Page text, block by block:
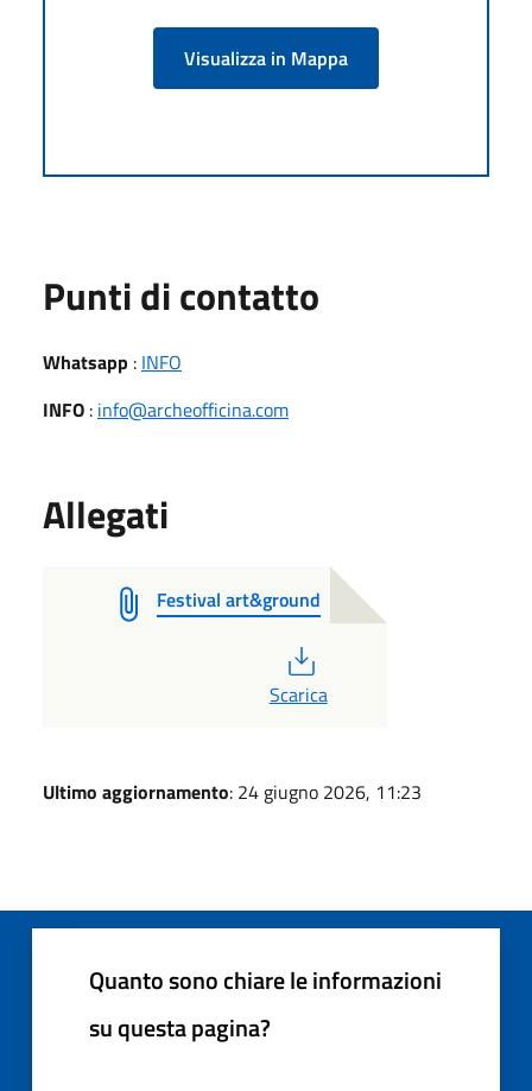
Visualizza in Mappa
Punti di contatto
Whatsapp : INFO
INFO : info@archeofficina.com
Allegati
Festival art&ground
Scarica
Ultimo aggiornamento: 24 giugno 2026, 11:23
Quanto sono chiare le informazioni
su questa pagina?